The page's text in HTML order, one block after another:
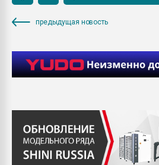
предыдущая новость